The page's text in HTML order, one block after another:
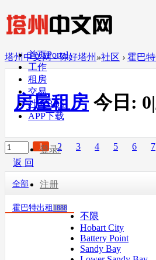
首页Portal
工作
租房
交易
社区BBS
APP下载
登录/
注册
塔州中文网 - 你好塔州 »社区 › 霍巴
房屋租房 今日: 0|
1 2 3 4 5 6 7
返 回
全部
霍巴特出租 1888
不限
Hobart City
Battery Point
Sandy Bay